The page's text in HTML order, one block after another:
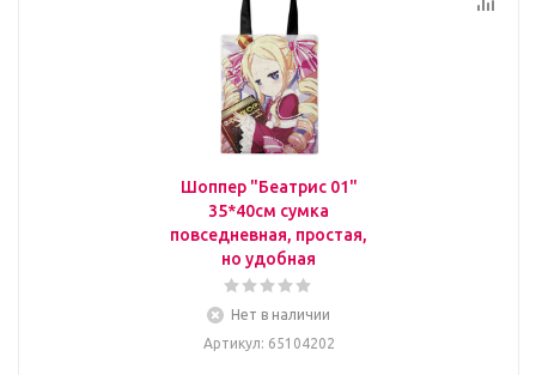
Шоппер "Беатрис 01"
35*40см сумка
повседневная, простая,
но удобная
Нет в наличии
Артикул: 65104202